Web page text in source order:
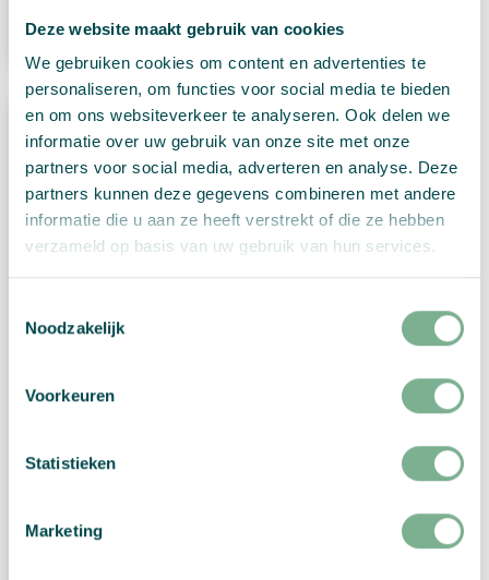
Deze website maakt gebruik van cookies
We gebruiken cookies om content en advertenties te
personaliseren, om functies voor social media te bieden
en om ons websiteverkeer te analyseren. Ook delen we
informatie over uw gebruik van onze site met onze
partners voor social media, adverteren en analyse. Deze
partners kunnen deze gegevens combineren met andere
informatie die u aan ze heeft verstrekt of die ze hebben
verzameld op basis van uw gebruik van hun services.
Noodzakelijk
Voorkeuren
Statistieken
Marketing